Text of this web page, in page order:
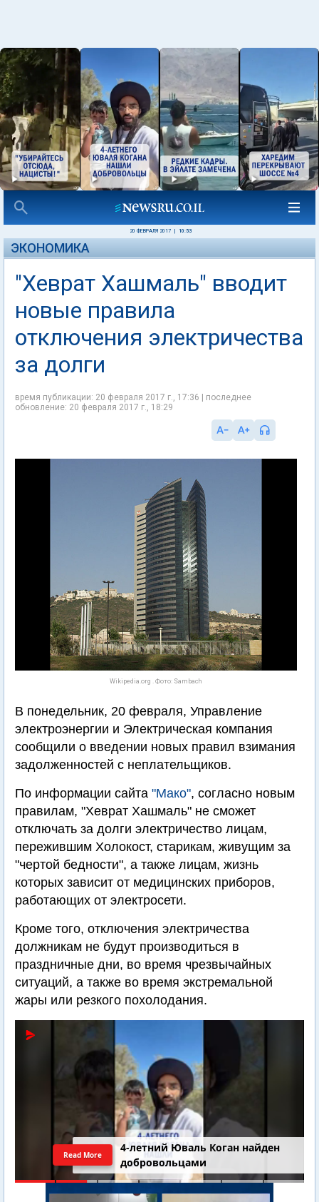
20 ФЕВРАЛЯ 2017 10:53
ЭКОНОМИКА
"Хеврат Хашмаль" вводит
новые правила
отключения электричества
за долги
время публикации: 20 февраля 2017 г., 17:36 | последнее
обновление: 20 февраля 2017 г., 18:29
Wikipedia.org . Фото: Sambach
В понедельник, 20 февраля, Управление
электроэнергии и Электрическая компания
сообщили о введении новых правил взимания
задолженностей с неплательщиков.
По информации сайта "Мако", согласно новым
правилам, "Хеврат Хашмаль" не сможет
отключать за долги электричество лицам,
пережившим Холокост, старикам, живущим за
"чертой бедности", а также лицам, жизнь
которых зависит от медицинских приборов,
работающих от электросети.
Кроме того, отключения электричества
должникам не будут производиться в
праздничные дни, во время чрезвычайных
ситуаций, а также во время экстремальной
жары или резкого похолодания.
4-летний Юваль Коган найден
добровольцами
Read More